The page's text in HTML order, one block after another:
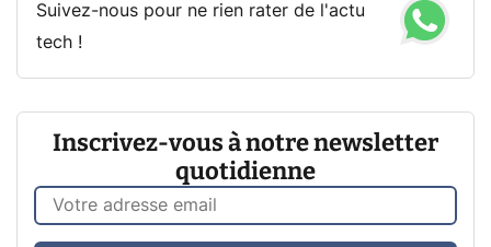
Suivez-nous pour ne rien rater de l'actu
tech !
Inscrivez-vous à notre newsletter
quotidienne